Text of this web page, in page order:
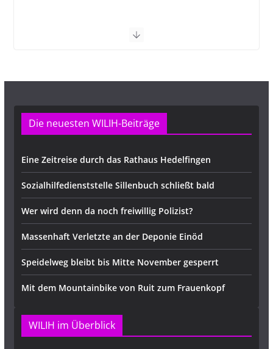
Die neuesten WILIH-Beiträge
Eine Zeitreise durch das Rathaus Hedelfingen
Sozialhilfedienststelle Sillenbuch schließt bald
Wer wird denn da noch freiwillig Polizist?
Massenhaft Verletzte an der Deponie Einöd
Speidelweg bleibt bis Mitte November gesperrt
Mit dem Mountainbike von Ruit zum Frauenkopf
WILIH im Überblick